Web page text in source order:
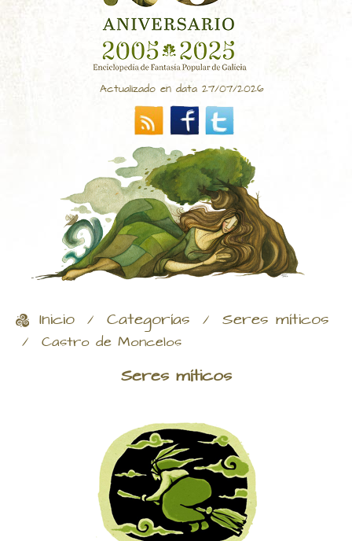
Actualizado en data 27/07/2026
Inicio / Categorías / Seres míticos
/ Castro de Moncelos
Seres míticos